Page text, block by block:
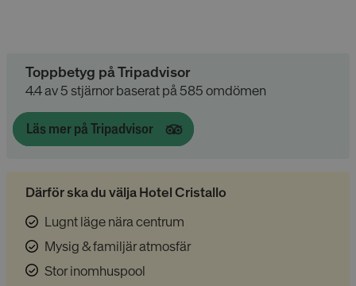
Toppbetyg på Tripadvisor
4.4 av 5 stjärnor baserat på 585 omdömen
Läs mer på Tripadvisor
Därför ska du välja Hotel Cristallo
Lugnt läge nära centrum
Mysig & familjär atmosfär
Stor inomhuspool